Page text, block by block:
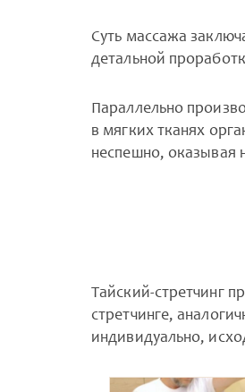
Суть массажа
детальной
Параллельно
в мягких тканях
неспешно, оказывая
Тайский-стретчинг
стретчинге,
индивидуально,